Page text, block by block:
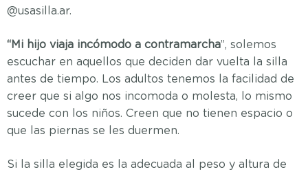
@usasilla.ar.
“Mi hijo viaja incómodo a contramarcha”, solemos
escuchar en aquellos que deciden dar vuelta la silla
antes de tiempo. Los adultos tenemos la facilidad de
creer que si algo nos incomoda o molesta, lo mismo
sucede con los niños. Creen que no tienen espacio o
que las piernas se les duermen.
Si la silla elegida es la adecuada al peso y altura de